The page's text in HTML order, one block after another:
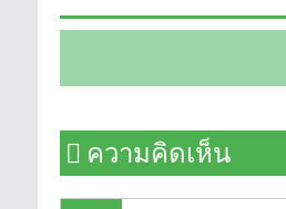
ความคิดเห็น